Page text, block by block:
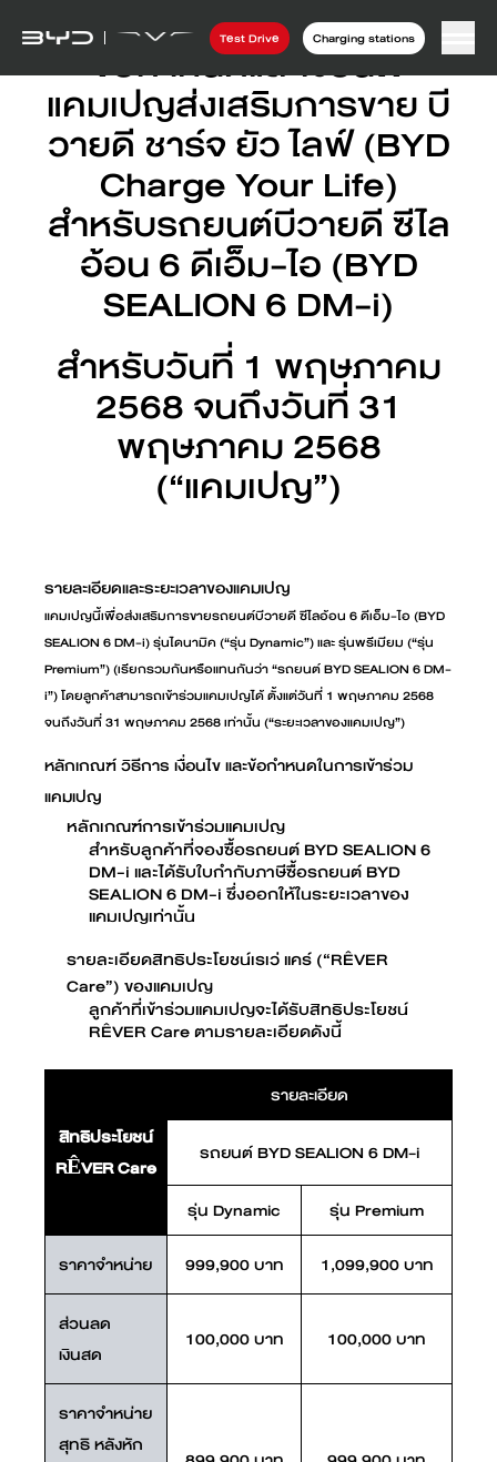
Test Drive Charging stations
ข้อกำหนดและเงื่อนไข
แคมเปญส่งเสริมการขาย บี
วายดี ชาร์จ ยัว ไลฟ์ (BYD
Charge Your Life)
สำหรับรถยนต์บีวายดี ซีไล
อ้อน 6 ดีเอ็ม-ไอ (BYD
SEALION 6 DM-i)
สำหรับวันที่ 1 พฤษภาคม
2568 จนถึงวันที่ 31
พฤษภาคม 2568
(“แคมเปญ”)
รายละเอียดและระยะเวลาของแคมเปญ
แคมเปญนี้เพื่อส่งเสริมการขายรถยนต์บีวายดี ซีไลอ้อน 6 ดีเอ็ม-ไอ (BYD
SEALION 6 DM-i) รุ่นไดนามิค (“รุ่น Dynamic”) และ รุ่นพรีเมียม (“รุ่น
Premium”) (เรียกรวมกันหรือแทนกันว่า “รถยนต์ BYD SEALION 6 DM-
i”) โดยลูกค้าสามารถเข้าร่วมแคมเปญได้ ตั้งแต่วันที่ 1 พฤษภาคม 2568
จนถึงวันที่ 31 พฤษภาคม 2568 เท่านั้น (“ระยะเวลาของแคมเปญ”)
หลักเกณฑ์ วิธีการ เงื่อนไข และข้อกำหนดในการเข้าร่วม
แคมเปญ
หลักเกณฑ์การเข้าร่วมแคมเปญ
สำหรับลูกค้าที่จองซื้อรถยนต์ BYD SEALION 6
DM-i และได้รับใบกำกับภาษีซื้อรถยนต์ BYD
SEALION 6 DM-i ซึ่งออกให้ในระยะเวลาของ
แคมเปญเท่านั้น
รายละเอียดสิทธิประโยชน์เรเว่ แคร์ (“RÊVER
Care”) ของแคมเปญ
ลูกค้าที่เข้าร่วมแคมเปญจะได้รับสิทธิประโยชน์
RÊVER Care ตามรายละเอียดดังนี้
รายละเอียด
สิทธิประโยชน์
RÊVER Care
รถยนต์ BYD SEALION 6 DM-i
รุ่น Dynamic รุ่น Premium
ราคาจำหน่าย 999,900 บาท 1,099,900 บาท
ส่วนลด
เงินสด
100,000 บาท 100,000 บาท
ราคาจำหน่าย
สุทธิ หลังหัก